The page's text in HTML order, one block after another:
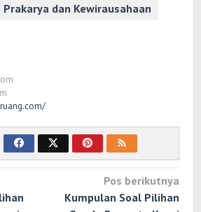
Prakarya dan Kewirausahaan
Pos berikutnya
Kumpulan Soal Pilihan